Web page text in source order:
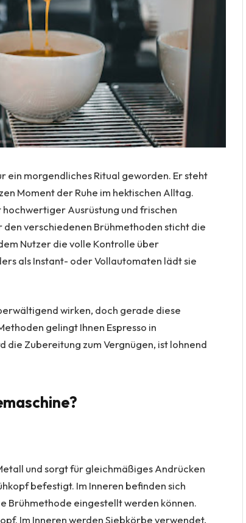
ein morgendliches Ritual geworden. Er steht
Moment der Ruhe im hektischen Alltag.
Ausrüstung und frischen
verschiedenen Brühmethoden sticht die
Nutzer die volle Kontrolle über
als Instant- oder Vollautomaten lädt sie
wirken, doch gerade diese
gelingt Ihnen Espresso in
die Zubereitung zum Vergnügen, ist lohnend
und sorgt für gleichmäßiges Andrücken
befestigt. Im Inneren befinden sich
Brühmethode eingestellt werden können.
Im Inneren werden Siebkörbe verwendet,